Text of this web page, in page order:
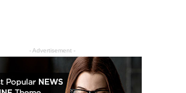
- Advertisement -